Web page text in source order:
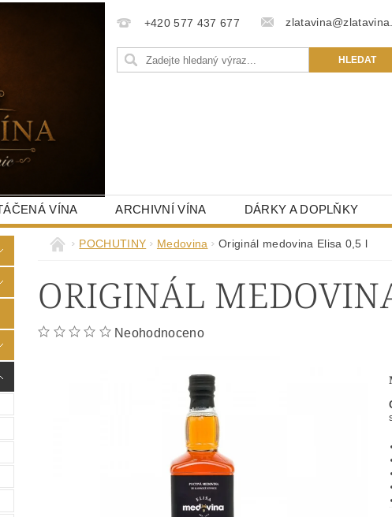
+420 577 437 677
VÍNA ARCHIVNÍ VÍNA DÁRKY A DOPLŇKY
POCHUTINY Medovina Originál medovina Elisa 0,5 l
ORIGINÁL
Neohodnoceno